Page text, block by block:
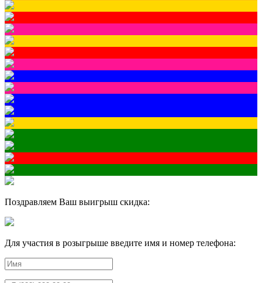
Поздравляем Ваш выигрыш скидка:
Для участия в розыгрыше введите имя и номер телефона: